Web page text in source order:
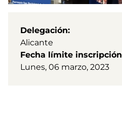
Delegación
Alicante
Fecha límite inscripción
Lunes, 06 marzo, 2023